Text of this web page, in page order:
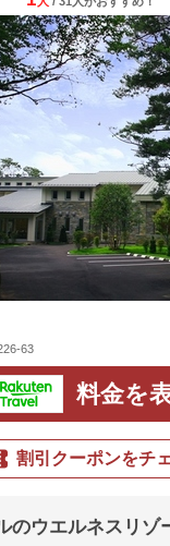
63
料金を
割引クーポンをチ
のウエルネスリゾ